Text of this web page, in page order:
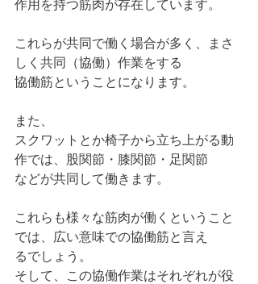
作用を持つ筋肉が存在しています。
これらが共同で働く場合が多く、まさ
しく共同（協働）作業をする
協働筋ということになります。
また、
スクワットとか椅子から立ち上がる動
作では、股関節・膝関節・足関節
などが共同して働きます。
これらも様々な筋肉が働くということ
では、広い意味での協働筋と言え
るでしょう。
そして、この協働作業はそれぞれが役